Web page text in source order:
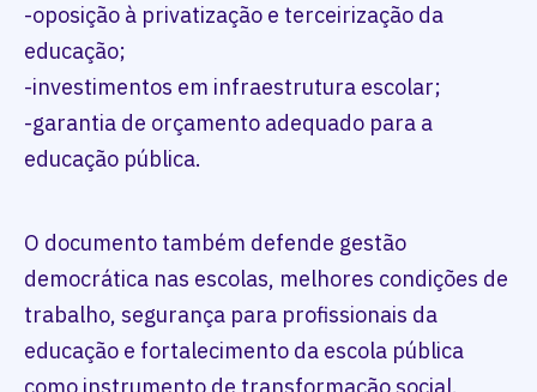
-oposição à privatização e terceirização da
educação;
-investimentos em infraestrutura escolar;
-garantia de orçamento adequado para a
educação pública.
O documento também defende gestão
democrática nas escolas, melhores condições de
trabalho, segurança para profissionais da
educação e fortalecimento da escola pública